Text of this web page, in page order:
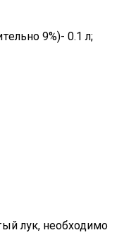
9%)- 0.1 л;
лук, необходимо